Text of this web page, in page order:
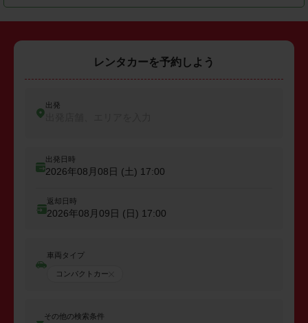
レンタカーを予約しよう
出発
出発日時
2026年08月08日 (土) 17:00
返却日時
2026年08月09日 (日) 17:00
車両タイプ
コンパクトカー
その他の検索条件